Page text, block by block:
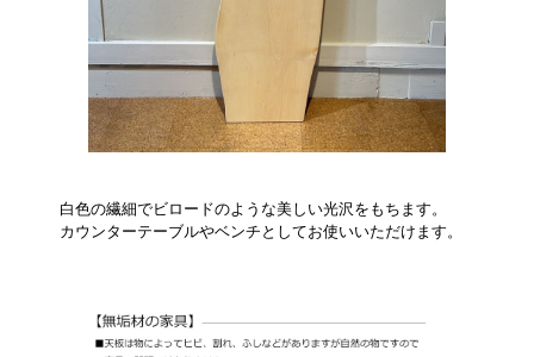
白色の繊細でビロードのような美しい光沢をもちます。
カウンターテーブルやベンチとしてお使いいただけます。